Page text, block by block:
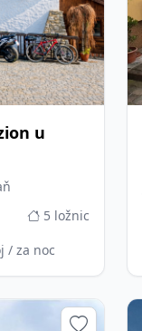
u
5 ložnic
/ za noc